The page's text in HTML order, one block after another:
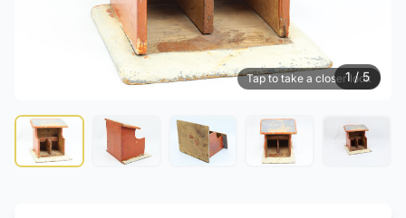
Tap to take a closer look
1 / 5